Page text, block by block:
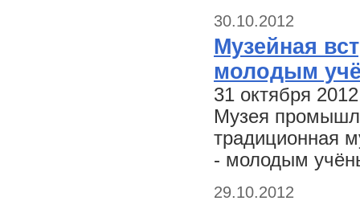
30.10.2012
Музейная
молодым
31 октября
Музея
традиционная
- молодым
29.10.2012